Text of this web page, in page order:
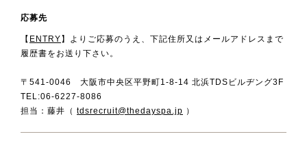
応募先
【 ENTRY 】よりご応募のうえ、下記住所又はメールアドレスまで
履歴書をお送り下さい。
〒541-0046 大阪市中央区平野町1-8-14 北浜TDSビルヂング3F
TEL:06-6227-8086
担当：藤井（ tdsrecruit@thedayspa.jp ）